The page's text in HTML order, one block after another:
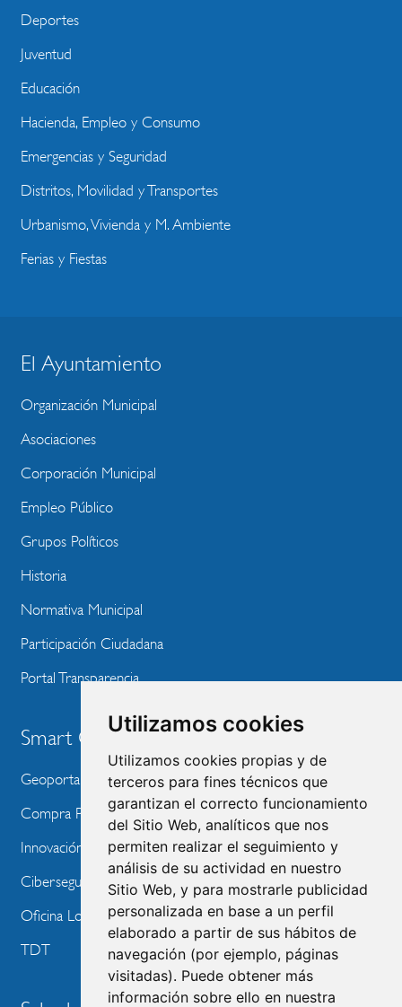
Utilizamos cookies
Utilizamos cookies propias y de
terceros para fines técnicos que
garantizan el correcto funcionamiento
del Sitio Web, analíticos que nos
permiten realizar el seguimiento y
análisis de su actividad en nuestro
Sitio Web, y para mostrarle publicidad
personalizada en base a un perfil
elaborado a partir de sus hábitos de
navegación (por ejemplo, páginas
visitadas). Puede obtener más
información sobre ello en nuestra
Deportes
Juventud
Educación
Hacienda, Empleo y Consumo
Emergencias y Seguridad
Distritos, Movilidad y Transportes
Urbanismo, Vivienda y M. Ambiente
Ferias y Fiestas
BLOQUE
MENU
WEBSITE
El Ayuntamiento
Organización Municipal
Asociaciones
Corporación Municipal
Empleo Público
Grupos Políticos
Historia
Normativa Municipal
Participación Ciudadana
Portal Transparencia
Smart City
Geoportal
Compra Pública de Innovación
Innovación Tecnológica
Ciberseguridad
Oficina Local de Ayudas Públicas
TDT